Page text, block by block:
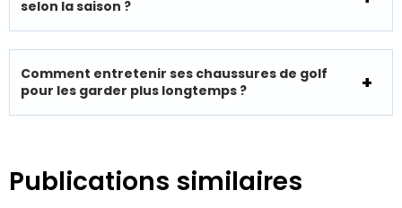
selon la saison ?
Comment entretenir ses chaussures de golf
pour les garder plus longtemps ?
Publications similaires